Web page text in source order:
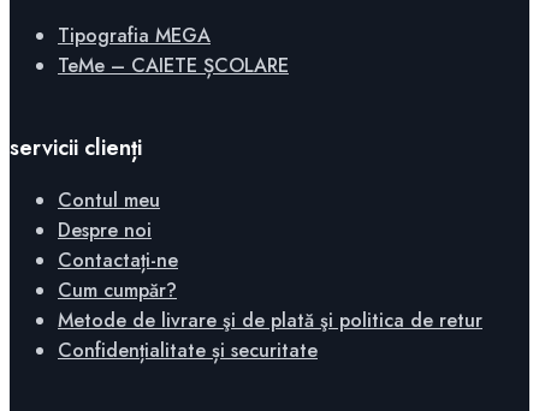
Tipografia MEGA
TeMe – CAIETE ȘCOLARE
servicii clienți
Contul meu
Despre noi
Contactați-ne
Cum cumpăr?
Metode de livrare şi de plată şi politica de retur
Confidențialitate și securitate